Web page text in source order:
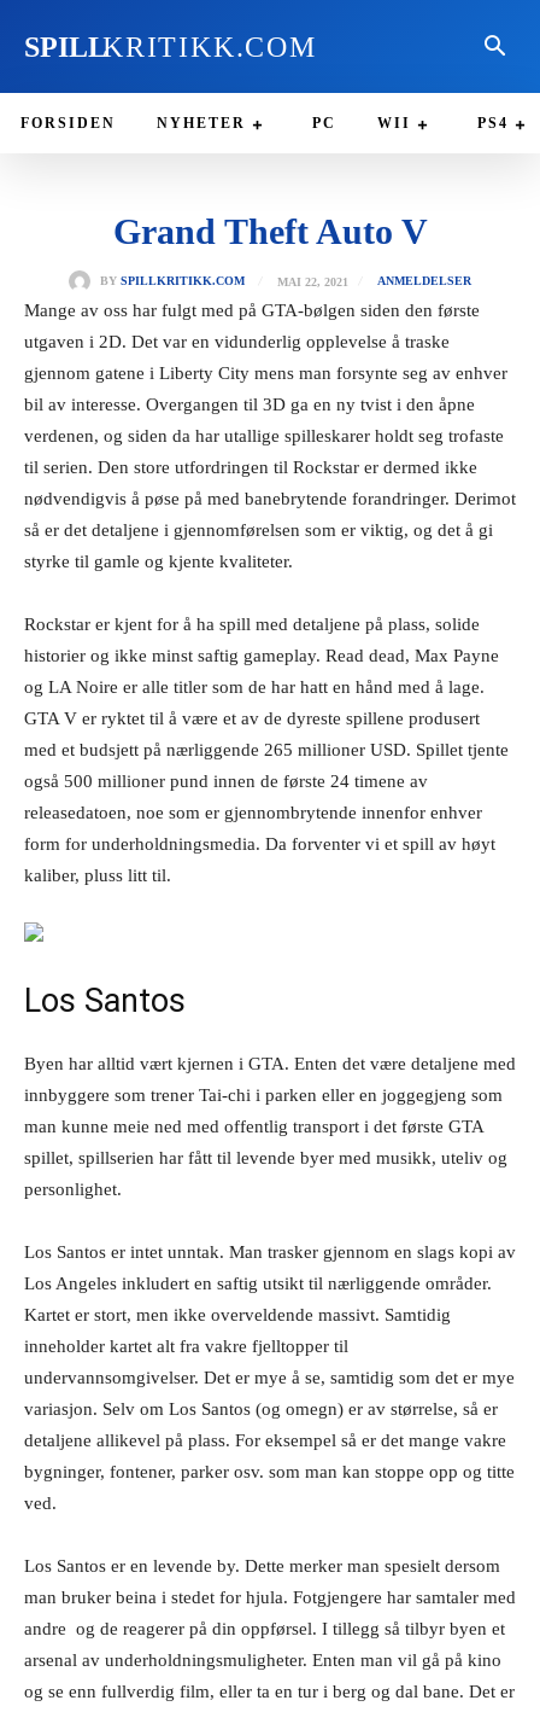
SPILLKRITIKK.COM
FORSIDEN NYHETER PC WII PS4
Grand Theft Auto V
BY SPILLKRITIKK.COM MAI 22, 2021 ANMELDELSER
Mange av oss har fulgt med på GTA-bølgen siden den første
utgaven i 2D. Det var en vidunderlig opplevelse å traske
gjennom gatene i Liberty City mens man forsynte seg av enhver
bil av interesse. Overgangen til 3D ga en ny tvist i den åpne
verdenen, og siden da har utallige spilleskarer holdt seg trofaste
til serien. Den store utfordringen til Rockstar er dermed ikke
nødvendigvis å pøse på med banebrytende forandringer. Derimot
så er det detaljene i gjennomførelsen som er viktig, og det å gi
styrke til gamle og kjente kvaliteter.
Rockstar er kjent for å ha spill med detaljene på plass, solide
historier og ikke minst saftig gameplay. Read dead, Max Payne
og LA Noire er alle titler som de har hatt en hånd med å lage.
GTA V er ryktet til å være et av de dyreste spillene produsert
med et budsjett på nærliggende 265 millioner USD. Spillet tjente
også 500 millioner pund innen de første 24 timene av
releasedatoen, noe som er gjennombrytende innenfor enhver
form for underholdningsmedia. Da forventer vi et spill av høyt
kaliber, pluss litt til.
Los Santos
Byen har alltid vært kjernen i GTA. Enten det være detaljene med
innbyggere som trener Tai-chi i parken eller en joggegjeng som
man kunne meie ned med offentlig transport i det første GTA
spillet, spillserien har fått til levende byer med musikk, uteliv og
personlighet.
Los Santos er intet unntak. Man trasker gjennom en slags kopi av
Los Angeles inkludert en saftig utsikt til nærliggende områder.
Kartet er stort, men ikke overveldende massivt. Samtidig
inneholder kartet alt fra vakre fjelltopper til
undervannsomgivelser. Det er mye å se, samtidig som det er mye
variasjon. Selv om Los Santos (og omegn) er av størrelse, så er
detaljene allikevel på plass. For eksempel så er det mange vakre
bygninger, fontener, parker osv. som man kan stoppe opp og titte
ved.
Los Santos er en levende by. Dette merker man spesielt dersom
man bruker beina i stedet for hjula. Fotgjengere har samtaler med
andre og de reagerer på din oppførsel. I tillegg så tilbyr byen et
arsenal av underholdningsmuligheter. Enten man vil gå på kino
og se enn fullverdig film, eller ta en tur i berg og dal bane. Det er